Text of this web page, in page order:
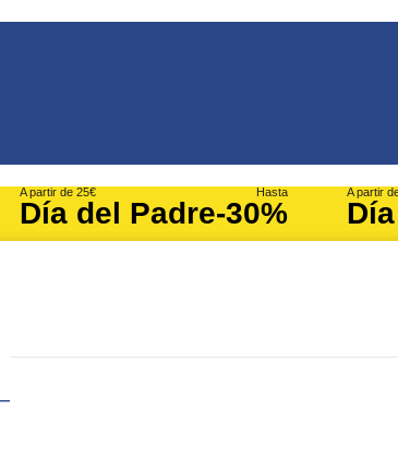
A partir de 25€
Día del Padre
Hasta
-30%
A partir